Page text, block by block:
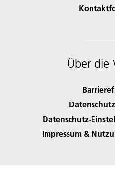
Über die
Datenschutz-
Impressum &